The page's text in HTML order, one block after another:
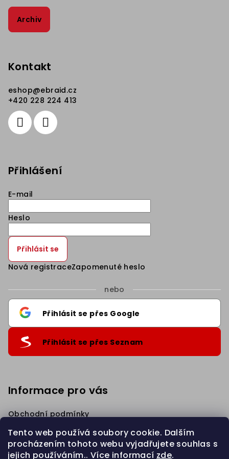
Tento web používá soubory cookie. Dalším
procházením tohoto webu vyjadřujete souhlas s
jejich používáním.. Více informací zde.
Archiv
Kontakt
eshop@ebraid.cz
+420 228 224 413
Přihlášení
E-mail
Heslo
Přihlásit se
Nová registraceZapomenuté heslo
nebo
Přihlásit se přes Google
Přihlásit se přes Seznam
Informace pro vás
Obchodní podmínky
Podmínky ochrany osobních údajů
Věrnostní Sleva
Napište nám